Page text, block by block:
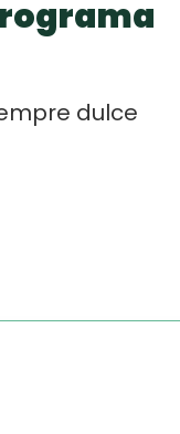
dulce